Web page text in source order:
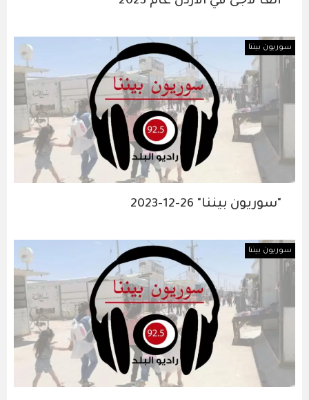
سوريون بيننا
"سوريون بيننا" 26-12-2023
سوريون بيننا